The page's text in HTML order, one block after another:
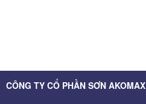
CÔNG TY CỔ PHẦN SƠN AKOMAX